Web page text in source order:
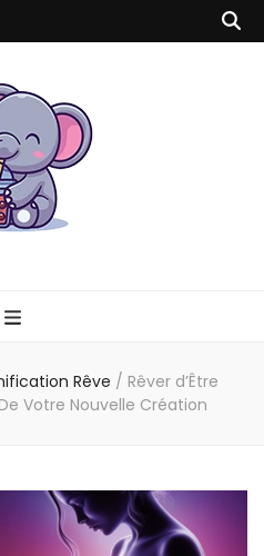
Rêve / Rêver d’Être
Votre Nouvelle Création